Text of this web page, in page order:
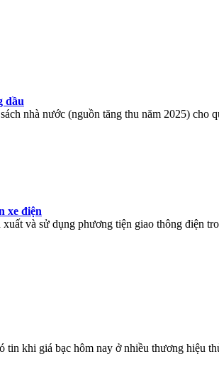
dầu
nhà nước (nguồn tăng thu năm 2025) cho
xe điện
và sử dụng phương tiện giao thông điện
khi giá bạc hôm nay ở nhiều thương hiệu